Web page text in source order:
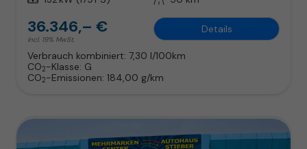
36.346,– €
incl. 19% MwSt.
Details
Verbrauch kombiniert: 7,30 l/100km
CO2-Klasse: G
CO2-Emissionen: 184,00 g/km